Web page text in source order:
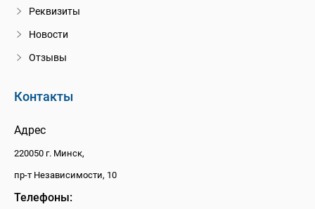
Реквизиты
Новости
Отзывы
Контакты
Адрес
220050 г. Минск,
пр-т Независимости, 10
Телефоны: